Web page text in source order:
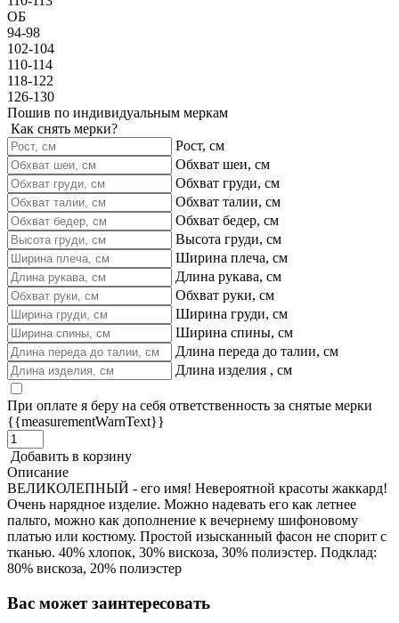
ОБ
94-98
102-104
110-114
118-122
126-130
Пошив по индивидуальным меркам
Как снять мерки?
Рост, см
Обхват шеи, см
Обхват груди, см
Обхват талии, см
Обхват бедер, см
Высота груди, см
Ширина плеча, см
Длина рукава, см
Обхват руки, см
Ширина груди, см
Ширина спины, см
Длина переда до талии, см
Длина изделия , см
При оплате я беру на себя ответственность за снятые мерки
{{measurementWarnText}}
Добавить в корзину
Описание
ВЕЛИКОЛЕПНЫЙ - его имя! Невероятной красоты жаккард!
Очень нарядное изделие. Можно надевать его как летнее
пальто, можно как дополнение к вечернему шифоновому
платью или костюму. Простой изысканный фасон не спорит с
тканью. 40% хлопок, 30% вискоза, 30% полиэстер. Подклад:
80% вискоза, 20% полиэстер
Вас может заинтересовать